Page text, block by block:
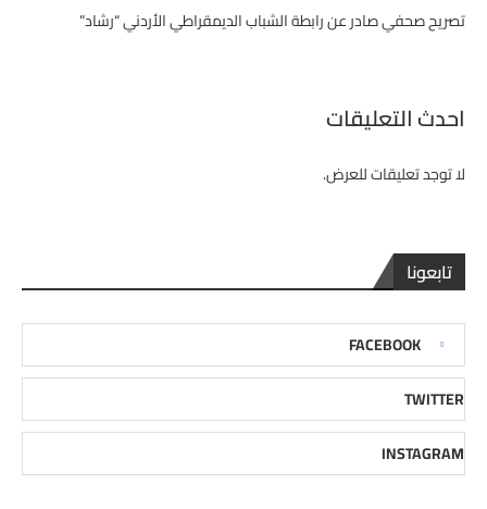
تصريح صحفي صادر عن رابطة الشباب الديمقراطي الأردني “رشاد”
احدث التعليقات
لا توجد تعليقات للعرض.
تابعونا
FACEBOOK
TWITTER
INSTAGRAM